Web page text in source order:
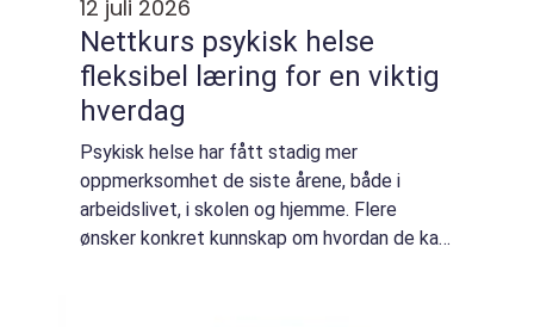
12 juli 2026
Nettkurs psykisk helse
fleksibel læring for en viktig
hverdag
Psykisk helse har fått stadig mer
oppmerksomhet de siste årene, både i
arbeidslivet, i skolen og hjemme. Flere
ønsker konkret kunnskap om hvordan de kan